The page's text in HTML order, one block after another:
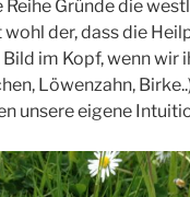
Reihe Gründe die
der, dass die
im Kopf, wenn wir
Löwenzahn,
unsere eigene